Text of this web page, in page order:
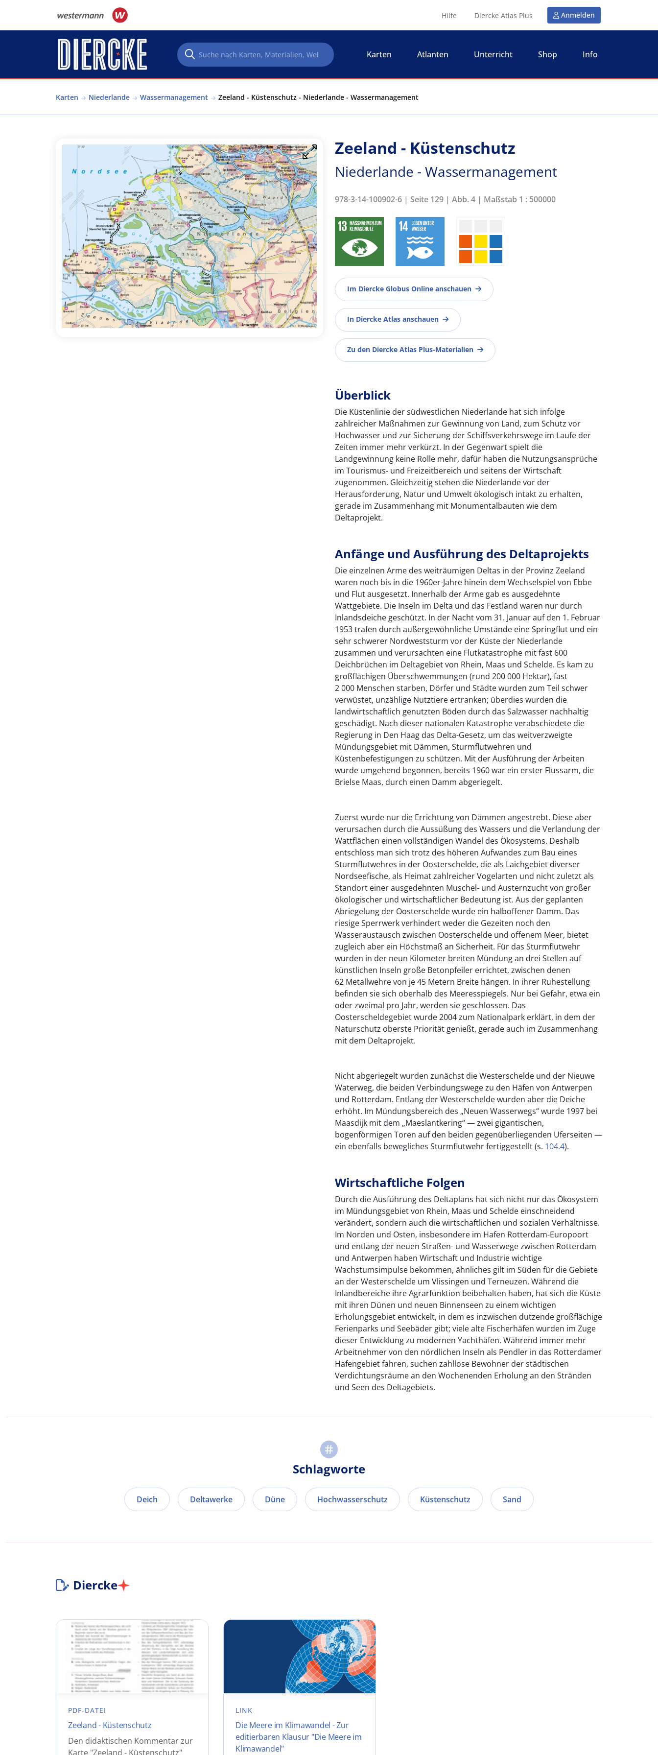
Hilfe Diercke Atlas Plus Anmelden
Karten Atlanten Unterricht Shop Info
Karten Niederlande Wassermanagement Zeeland - Küstenschutz - Niederlande - Wassermanagement
Zeeland - Küstenschutz
Niederlande - Wassermanagement
978-3-14-100902-6 | Seite 129 | Abb. 4 | Maßstab 1 : 500000
Im Diercke Globus Online anschauen
In Diercke Atlas anschauen
Zu den Diercke Atlas Plus-Materialien
Überblick
Die Küstenlinie der südwestlichen Niederlande hat sich infolge
zahlreicher Maßnahmen zur Gewinnung von Land, zum Schutz vor
Hochwasser und zur Sicherung der Schiffsverkehrswege im Laufe der
Zeiten immer mehr verkürzt. In der Gegenwart spielt die
Landgewinnung keine Rolle mehr, dafür haben die Nutzungsansprüche
im Tourismus- und Freizeitbereich und seitens der Wirtschaft
zugenommen. Gleichzeitig stehen die Niederlande vor der
Herausforderung, Natur und Umwelt ökologisch intakt zu erhalten,
gerade im Zusammenhang mit Monumentalbauten wie dem
Deltaprojekt.
Anfänge und Ausführung des Deltaprojekts
Die einzelnen Arme des weiträumigen Deltas in der Provinz Zeeland
waren noch bis in die 1960er-Jahre hinein dem Wechselspiel von Ebbe
und Flut ausgesetzt. Innerhalb der Arme gab es ausgedehnte
Wattgebiete. Die Inseln im Delta und das Festland waren nur durch
Inlandsdeiche geschützt. In der Nacht vom 31. Januar auf den 1. Februar
1953 trafen durch außergewöhnliche Umstände eine Springflut und ein
sehr schwerer Nordweststurm vor der Küste der Niederlande
zusammen und verursachten eine Flutkatastrophe mit fast 600
Deichbrüchen im Deltagebiet von Rhein, Maas und Schelde. Es kam zu
großflächigen Überschwemmungen (rund 200 000 Hektar), fast
2 000 Menschen starben, Dörfer und Städte wurden zum Teil schwer
verwüstet, unzählige Nutztiere ertranken; überdies wurden die
landwirtschaftlich genutzten Böden durch das Salzwasser nachhaltig
geschädigt. Nach dieser nationalen Katastrophe verabschiedete die
Regierung in Den Haag das Delta-Gesetz, um das weitverzweigte
Mündungsgebiet mit Dämmen, Sturmflutwehren und
Küstenbefestigungen zu schützen. Mit der Ausführung der Arbeiten
wurde umgehend begonnen, bereits 1960 war ein erster Flussarm, die
Brielse Maas, durch einen Damm abgeriegelt.
Zuerst wurde nur die Errichtung von Dämmen angestrebt. Diese aber
verursachen durch die Aussüßung des Wassers und die Verlandung der
Wattflächen einen vollständigen Wandel des Ökosystems. Deshalb
entschloss man sich trotz des höheren Aufwandes zum Bau eines
Sturmflutwehres in der Oosterschelde, die als Laichgebiet diverser
Nordseefische, als Heimat zahlreicher Vogelarten und nicht zuletzt als
Standort einer ausgedehnten Muschel- und Austernzucht von großer
ökologischer und wirtschaftlicher Bedeutung ist. Aus der geplanten
Abriegelung der Oosterschelde wurde ein halboffener Damm. Das
riesige Sperrwerk verhindert weder die Gezeiten noch den
Wasseraustausch zwischen Oosterschelde und offenem Meer, bietet
zugleich aber ein Höchstmaß an Sicherheit. Für das Sturmflutwehr
wurden in der neun Kilometer breiten Mündung an drei Stellen auf
künstlichen Inseln große Betonpfeiler errichtet, zwischen denen
62 Metallwehre von je 45 Metern Breite hängen. In ihrer Ruhestellung
befinden sie sich oberhalb des Meeresspiegels. Nur bei Gefahr, etwa ein
oder zweimal pro Jahr, werden sie geschlossen. Das
Oosterscheldegebiet wurde 2004 zum Nationalpark erklärt, in dem der
Naturschutz oberste Priorität genießt, gerade auch im Zusammenhang
mit dem Deltaprojekt.
Nicht abgeriegelt wurden zunächst die Westerschelde und der Nieuwe
Waterweg, die beiden Verbindungswege zu den Häfen von Antwerpen
und Rotterdam. Entlang der Westerschelde wurden aber die Deiche
erhöht. Im Mündungsbereich des „Neuen Wasserwegs“ wurde 1997 bei
Maasdijk mit dem „Maeslantkering“ — zwei gigantischen,
bogenförmigen Toren auf den beiden gegenüberliegenden Uferseiten —
ein ebenfalls bewegliches Sturmflutwehr fertiggestellt (s. 104.4).
Wirtschaftliche Folgen
Durch die Ausführung des Deltaplans hat sich nicht nur das Ökosystem
im Mündungsgebiet von Rhein, Maas und Schelde einschneidend
verändert, sondern auch die wirtschaftlichen und sozialen Verhältnisse.
Im Norden und Osten, insbesondere im Hafen Rotterdam-Europoort
und entlang der neuen Straßen- und Wasserwege zwischen Rotterdam
und Antwerpen haben Wirtschaft und Industrie wichtige
Wachstumsimpulse bekommen, ähnliches gilt im Süden für die Gebiete
an der Westerschelde um Vlissingen und Terneuzen. Während die
Inlandbereiche ihre Agrarfunktion beibehalten haben, hat sich die Küste
mit ihren Dünen und neuen Binnenseen zu einem wichtigen
Erholungsgebiet entwickelt, in dem es inzwischen dutzende großflächige
Ferienparks und Seebäder gibt; viele alte Fischerhäfen wurden im Zuge
dieser Entwicklung zu modernen Yachthäfen. Während immer mehr
Arbeitnehmer von den nördlichen Inseln als Pendler in das Rotterdamer
Hafengebiet fahren, suchen zahllose Bewohner der städtischen
Verdichtungsräume an den Wochenenden Erholung an den Stränden
und Seen des Deltagebiets.
Schlagworte
Deich Deltawerke Düne Hochwasserschutz Küstenschutz Sand
Diercke
PDF-DATEI
Zeeland - Küstenschutz
Den didaktischen Kommentar zur
Karte "Zeeland - Küstenschutz"
LINK
Die Meere im Klimawandel - Zur
editierbaren Klausur "Die Meere im
Klimawandel"